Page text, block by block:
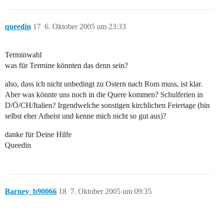
queedin 6. Oktober 2005 um 23:33
17
Terminwahl
was für Termine könnten das denn sein?
also, dass ich nicht unbedingt zu Ostern nach Rom muss, ist klar.
Aber was könnte uns noch in die Quere kommen? Schulferien in
D/Ö/CH/Italien? Irgendwelche sonstigen kirchlichen Feiertage (bin
selbst eher Atheist und kenne mich nicht so gut aus)?
danke für Deine Hilfe
Queedin
Barney_b90066 7. Oktober 2005 um 09:35
18